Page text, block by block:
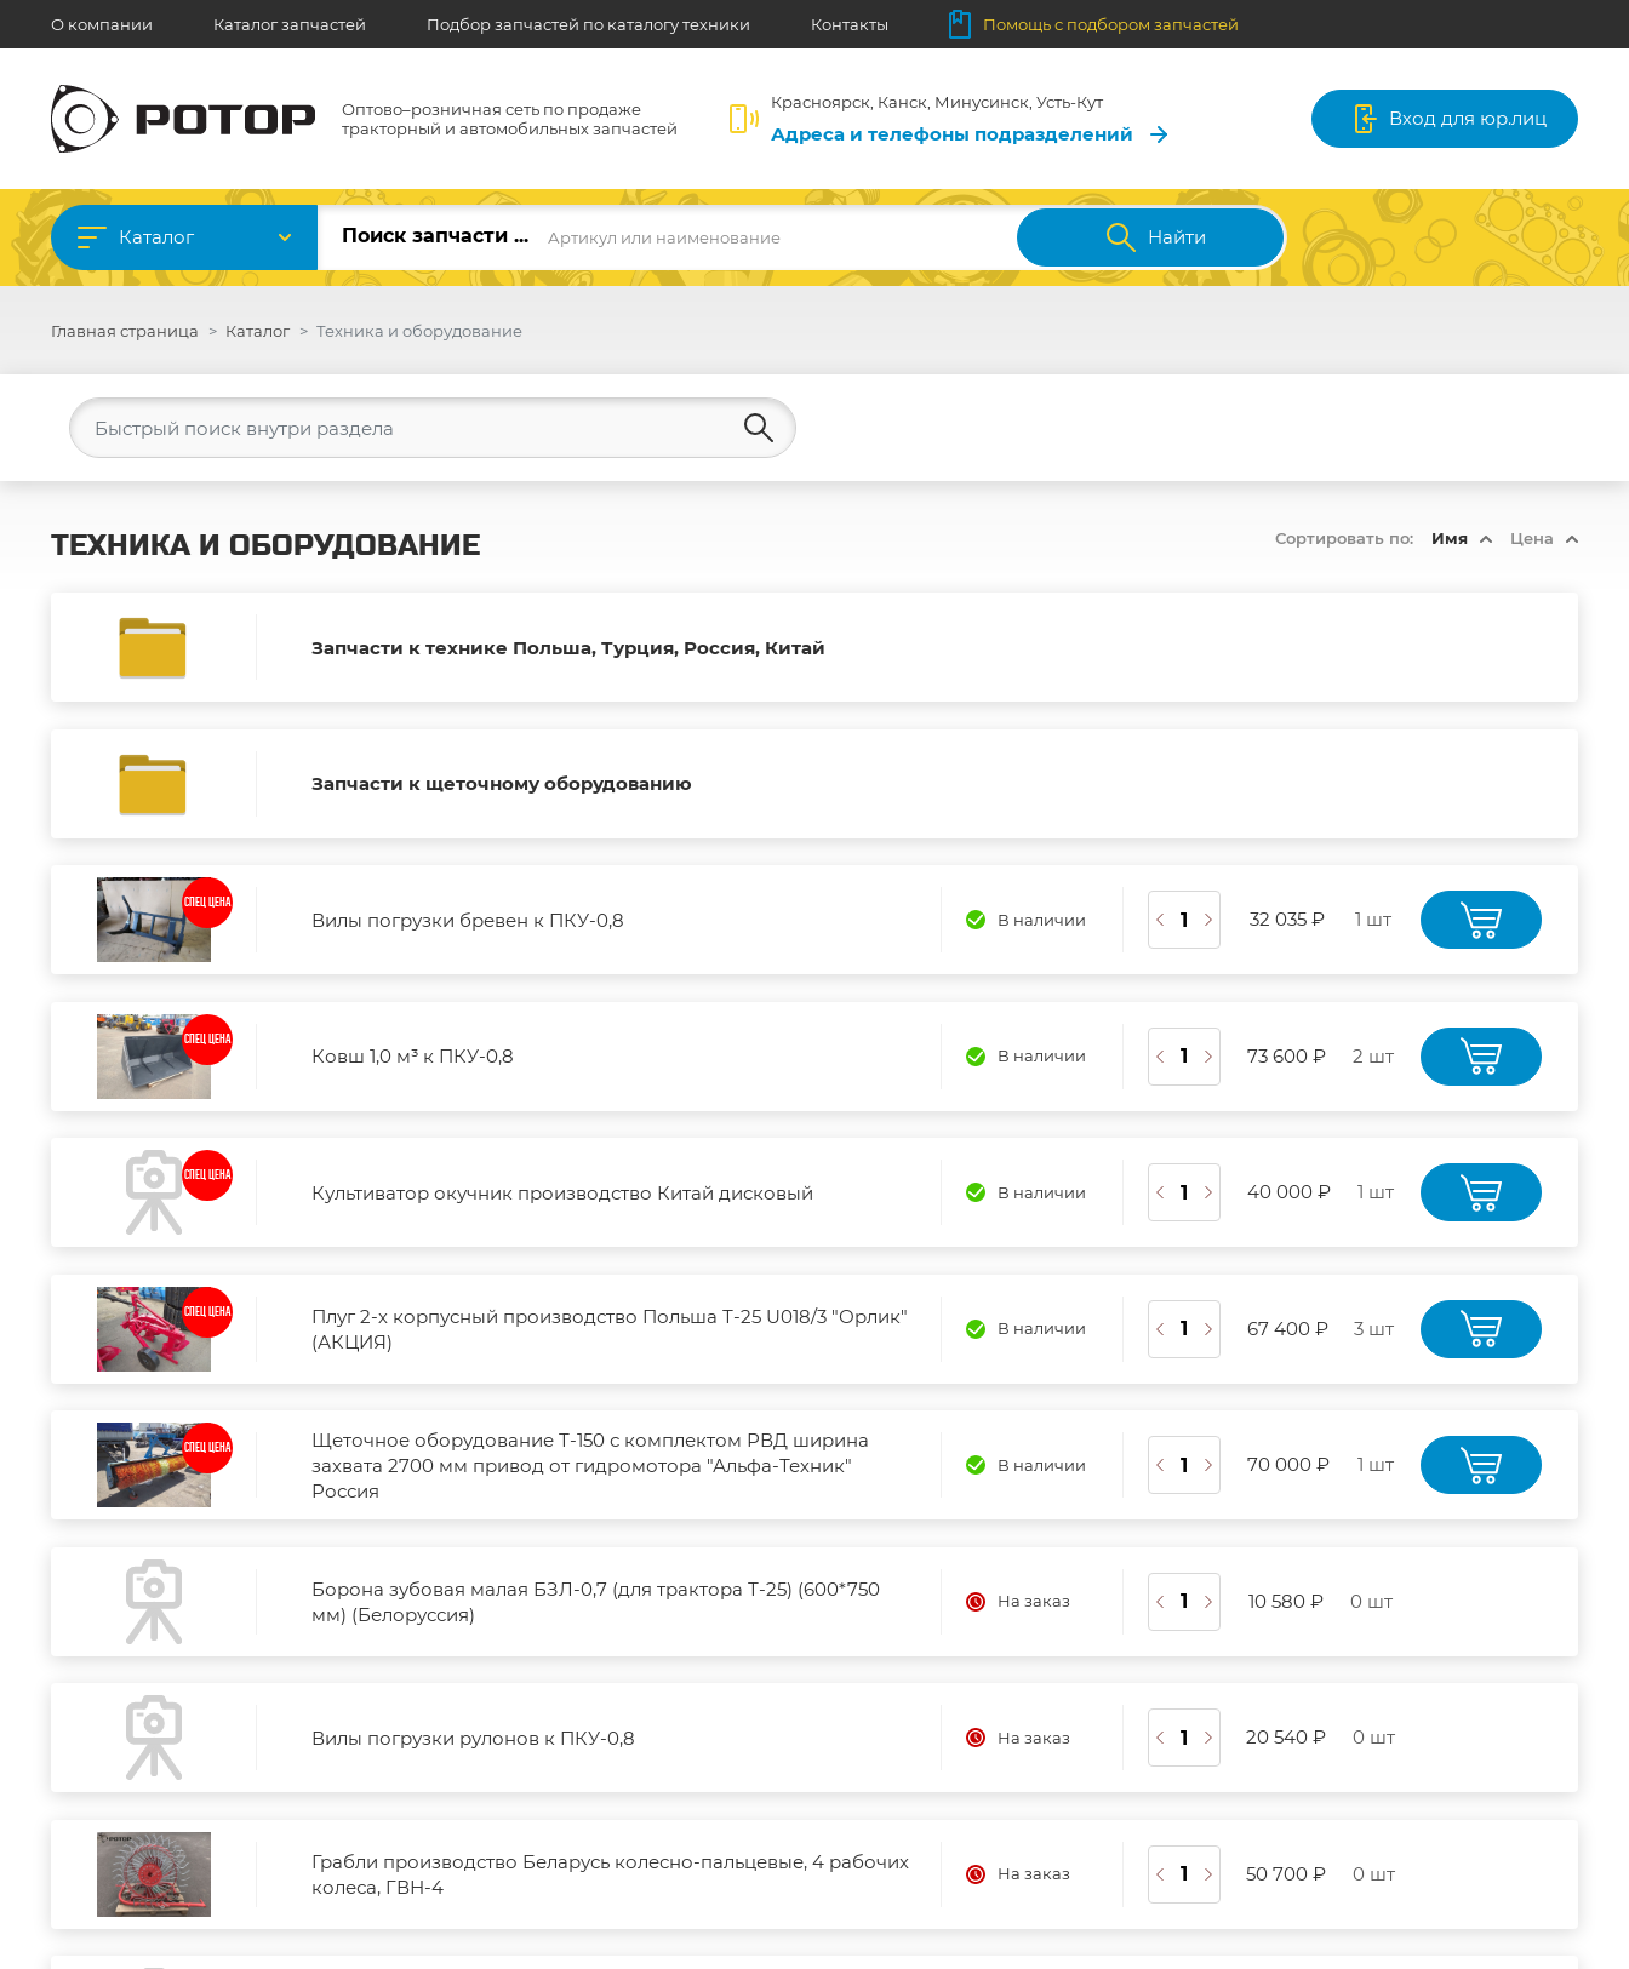
О компании Каталог запчастей Подбор запчастей по каталогу техники Контакты Помощь с подбором запчастей
Оптово–розничная сеть по продаже
тракторный и автомобильных запчастей
Красноярск, Канск, Минусинск, Усть-Кут
Адреса и телефоны подразделений
Вход для юр.лиц
Каталог Артикул или наименование Найти
Главная страница Каталог Техника и оборудование
ТЕХНИКА И ОБОРУДОВАНИЕ Сортировать по: Имя Цена
Запчасти к технике Польша, Турция, Россия, Китай
Запчасти к щеточному оборудованию
СПЕЦ ЦЕНА
Вилы погрузки бревен к ПКУ-0,8 В наличии 32 035 ₽ 1 шт
СПЕЦ ЦЕНА
Ковш 1,0 м³ к ПКУ-0,8 В наличии 73 600 ₽ 2 шт
СПЕЦ ЦЕНА
Культиватор окучник производство Китай дисковый В наличии 40 000 ₽ 1 шт
СПЕЦ ЦЕНА
Плуг 2-х корпусный производство Польша Т-25 U018/3 "Орлик"
(АКЦИЯ)
В наличии 67 400 ₽ 3 шт
СПЕЦ ЦЕНА
Щеточное оборудование Т-150 с комплектом РВД ширина
захвата 2700 мм привод от гидромотора "Альфа-Техник"
Россия
В наличии 70 000 ₽ 1 шт
Борона зубовая малая БЗЛ-0,7 (для трактора Т-25) (600*750
мм) (Белоруссия)
На заказ 10 580 ₽ 0 шт
Вилы погрузки рулонов к ПКУ-0,8 На заказ 20 540 ₽ 0 шт
Грабли производство Беларусь колесно-пальцевые, 4 рабочих
колеса, ГВН-4
На заказ 50 700 ₽ 0 шт